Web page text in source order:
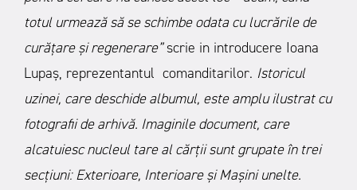
totul urmează să se schimbe odata cu lucrările de
curățare şi regenerare”scrie in introducere Ioana
Lupaș, reprezentantul comanditarilor. Istoricul
uzinei, care deschide albumul, este amplu ilustrat cu
fotografii de arhivă. Imaginile document, care
alcatuiesc nucleul tare al cărții sunt grupate în trei
secțiuni: Exterioare, Interioare și Mașini unelte.